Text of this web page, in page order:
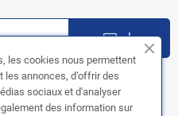
ok
Vous trouverez pour cela nos
d'utilisation du site.
les cookies nous permettent
annonces, d’offrir des
sociaux et d'analyser
des information sur